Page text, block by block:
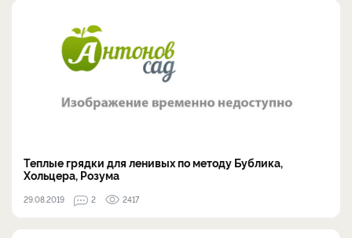
Теплые грядки для ленивых по методу Бублика,
Хольцера, Розума
29.08.2019 2 2417